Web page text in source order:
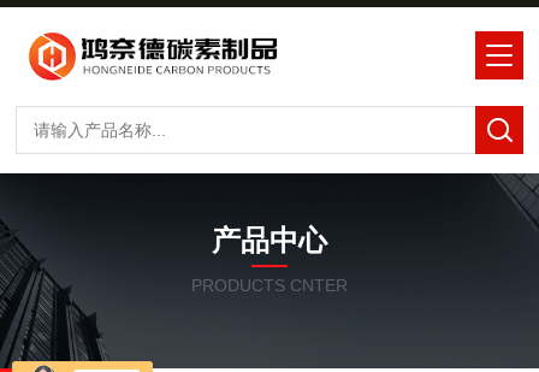
产品中心
PRODUCTS CNTER